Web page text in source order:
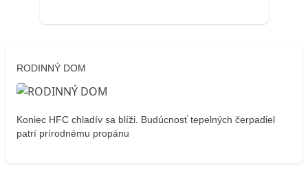
RODINNÝ DOM
Koniec HFC chladív sa blíži. Budúcnosť tepelných čerpadiel
patrí prírodnému propánu